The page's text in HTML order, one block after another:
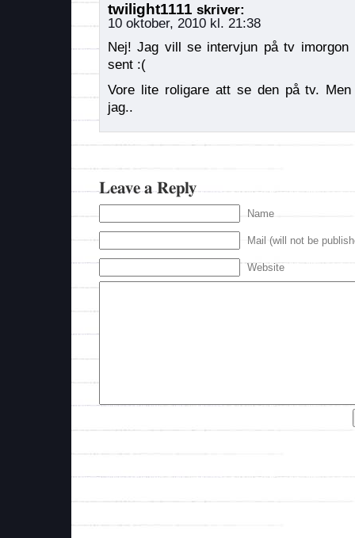
twilight1111 skriver:
10 oktober, 2010 kl. 21:38
Nej! Jag vill se intervjun på tv imorgon
sent :(
Vore lite roligare att se den på tv.
jag..
Leave a Reply
Name
Mail (will not be
Website